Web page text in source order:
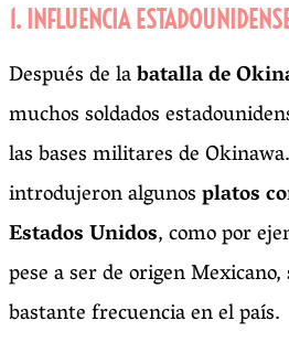
1. INFLUENCIA
Después de labatalla de
muchos soldados
las bases militares de
introdujeron algunosplatos
Estados Unidos, como por
pese a ser de origen
bastante frecuencia en el país.